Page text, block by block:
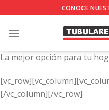
to
content
CONOCE
La mejor opción para tu
[/vc_column][/vc_row]